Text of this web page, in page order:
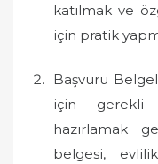
katılmak ve
için pratik
Başvuru
için gerekli
hazırlamak
belgesi,